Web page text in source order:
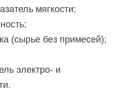
мягкости;
(сырье без примесей);
электро- и